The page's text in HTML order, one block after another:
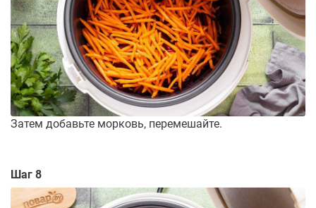
Затем добавьте морковь, перемешайте.
Шаг 8